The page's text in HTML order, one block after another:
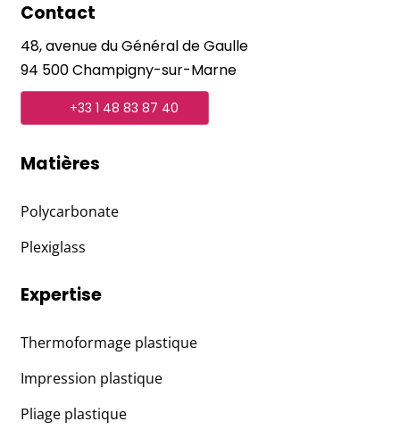
Contact
48, avenue du Général de Gaulle
94 500 Champigny-sur-Marne
+33 1 48 83 87 40
Matières
Polycarbonate
Plexiglass
Expertise
Thermoformage plastique
Impression plastique
Pliage plastique